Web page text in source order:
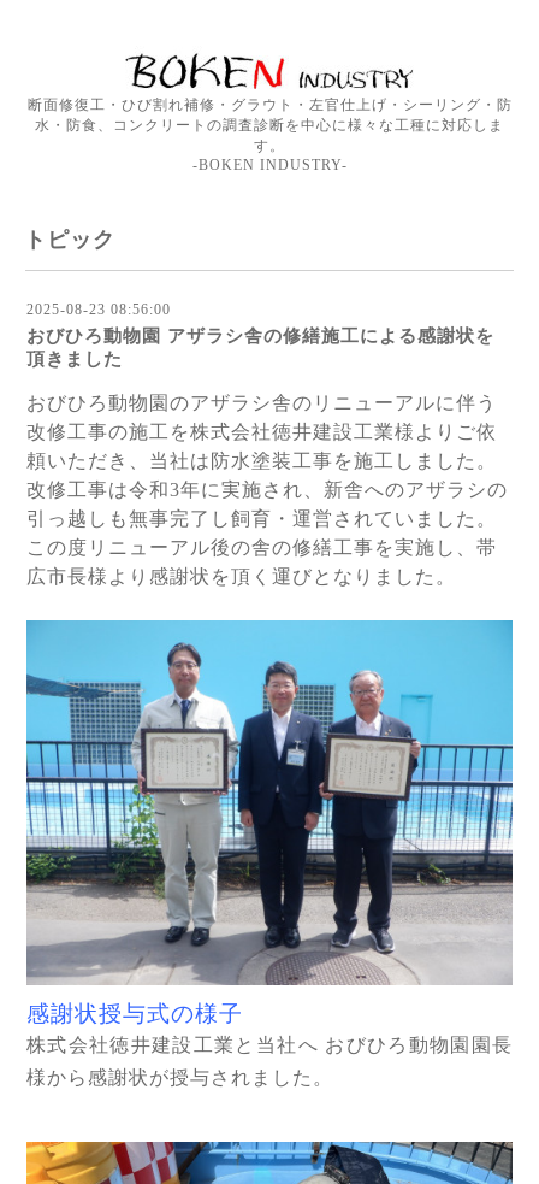
断面修復工・ひび割れ補修・グラウト・左官仕上げ・シーリング・防
水・防食、コンクリートの調査診断を中心に様々な工種に対応しま
す。
-BOKEN INDUSTRY-
トピック
2025-08-23 08:56:00
おびひろ動物園 アザラシ舎の修繕施工による感謝状を
頂きました
おびひろ動物園のアザラシ舎のリニューアルに伴う
改修工事の施工を株式会社徳井建設工業様よりご依
頼いただき、当社は防水塗装工事を施工しました。
改修工事は令和3年に実施され、新舎へのアザラシの
引っ越しも無事完了し飼育・運営されていました。
この度リニューアル後の舎の修繕工事を実施し、帯
広市長様より感謝状を頂く運びとなりました。
感謝状授与式の様子
株式会社徳井建設工業と当社へ おびひろ動物園園長
様から感謝状が授与されました。